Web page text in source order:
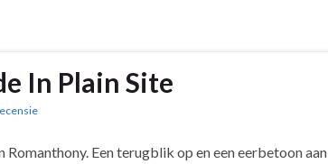
In Plain Site
Een terugblik op en een eerbetoon aan